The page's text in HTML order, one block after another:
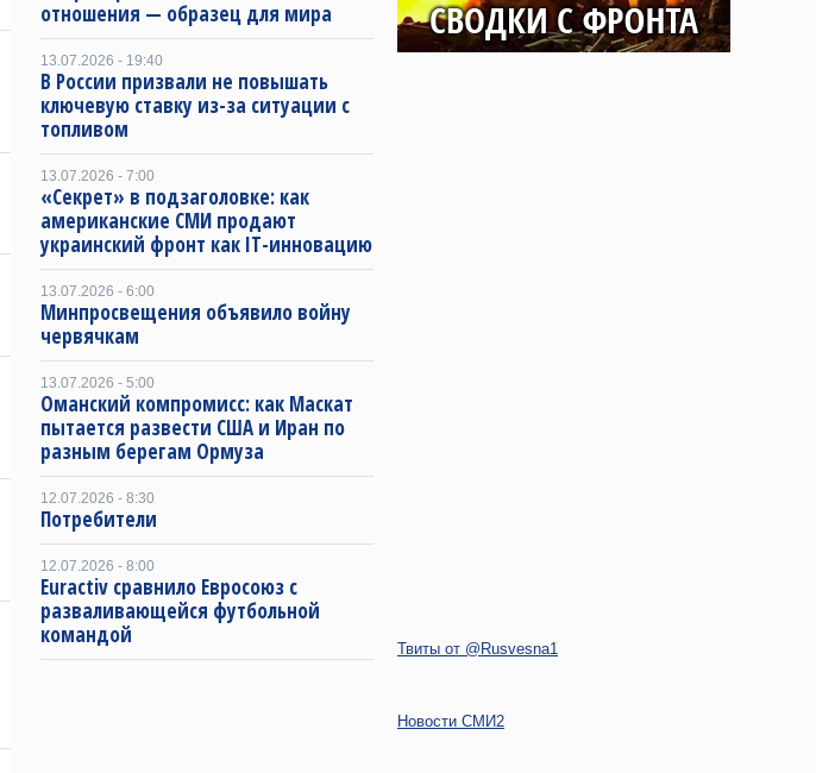
отношения — образец для мира
13.07.2026 - 19:40
В России призвали не повышать
ключевую ставку из-за ситуации с
топливом
13.07.2026 - 7:00
«Секрет» в подзаголовке: как
американские СМИ продают
украинский фронт как IT-инновацию
13.07.2026 - 6:00
Минпросвещения объявило войну
червячкам
13.07.2026 - 5:00
Оманский компромисс: как Маскат
пытается развести США и Иран по
разным берегам Ормуза
12.07.2026 - 8:30
Потребители
12.07.2026 - 8:00
Euractiv сравнило Евросоюз с
разваливающейся футбольной
командой
Твиты от @Rusvesna1
Новости СМИ2